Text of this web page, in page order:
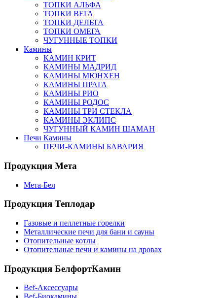
ТОПКИ АЛЬФА
ТОПКИ ВЕГА
ТОПКИ ДЕЛЬТА
ТОПКИ ОМЕГА
ЧУГУННЫЕ ТОПКИ
Камины
КАМИН КРИТ
КАМИНЫ МАДРИД
КАМИНЫ МЮНХЕН
КАМИНЫ ПРАГА
КАМИНЫ РИО
КАМИНЫ РОДОС
КАМИНЫ ТРИ СТЕКЛА
КАМИНЫ ЭКЛИПС
ЧУГУННЫЙ КАМИН ШАМАН
Печи Камины
ПЕЧИ-КАМИНЫ БАВАРИЯ
Продукция Мета
Мета-Бел
Продукция Теплодар
Газовые и пеллетные горелки
Металлические печи для бани и сауны
Отопительные котлы
Отопительные печи и камины на дровах
Продукция БелфортКамин
Bef-Аксессуары